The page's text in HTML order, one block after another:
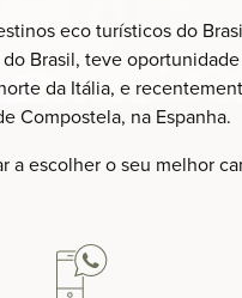
eco turísticos do
Brasil, teve
da Itália, e
Compostela, na Espanha.
a escolher o seu melhor